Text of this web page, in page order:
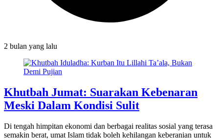
2 bulan yang lalu
Khutbah Jumat: Suarakan Kebenaran
Meski Dalam Kondisi Sulit
Di tengah himpitan ekonomi dan berbagai realitas sosial yang terasa
semakin berat, umat Islam tidak boleh kehilangan keberanian untuk